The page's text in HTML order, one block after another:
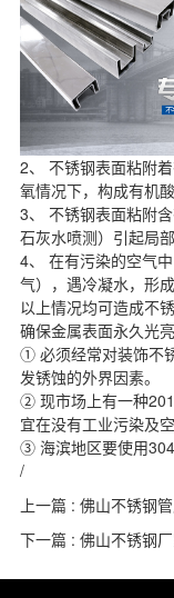
2、 不锈钢表面粘附
氧情况下，构成有机
3、 不锈钢表面粘附
石灰水喷测）引起局部
4、 在有污染的空气
气），遇冷凝水，形
以上情况均可造成不
确保金属表面永久光
① 必须经常对装饰不
发锈蚀的外界因素。
② 现市场上有一种
宜在没有工业污染及
③ 海滨地区要使用
/
上一篇 : 佛山不锈钢
下一篇 : 佛山不锈钢